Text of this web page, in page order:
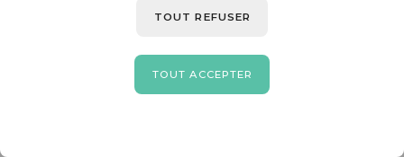
TOUT REFUSER
TOUT ACCEPTER